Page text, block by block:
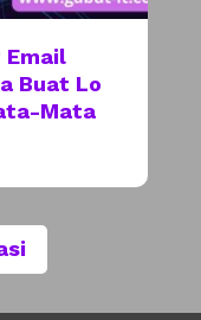
Email
Buat Lo
Mata